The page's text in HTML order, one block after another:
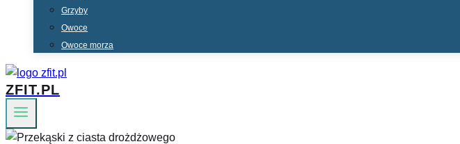
Grzyby
Owoce
Owoce morza
ZFIT.PL